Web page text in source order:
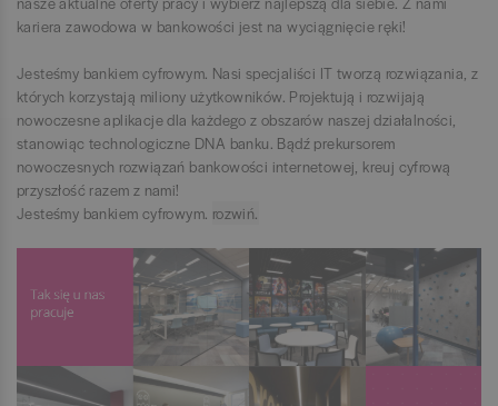
kariera zawodowa w bankowości jest na wyciągnięcie ręki!
Jesteśmy bankiem cyfrowym. Nasi specjaliści IT tworzą rozwiązania, z
których korzystają miliony użytkowników. Projektują i rozwijają
nowoczesne aplikacje dla każdego z obszarów naszej działalności,
stanowiąc technologiczne DNA banku. Bądź prekursorem
nowoczesnych rozwiązań bankowości internetowej, kreuj cyfrową
przyszłość razem z nami!
Jesteśmy bankiem cyfrowym. rozwiń.